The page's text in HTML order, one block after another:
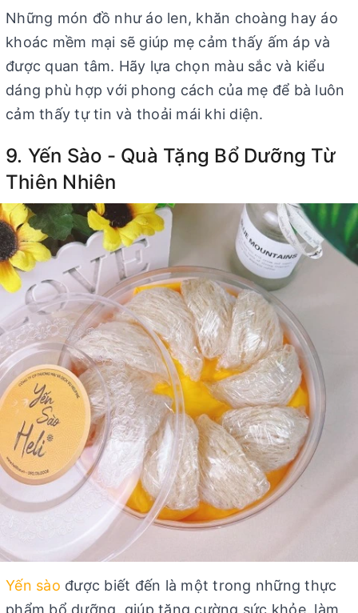
Những món đồ như áo len, khăn choàng hay áo
khoác mềm mại sẽ giúp mẹ cảm thấy ấm áp và
được quan tâm. Hãy lựa chọn màu sắc và kiểu
dáng phù hợp với phong cách của mẹ để bà luôn
cảm thấy tự tin và thoải mái khi diện.
9. Yến Sào - Quà Tặng Bổ Dưỡng Từ
Thiên Nhiên
Yến sào được biết đến là một trong những thực
phẩm bổ dưỡng, giúp tăng cường sức khỏe, làm